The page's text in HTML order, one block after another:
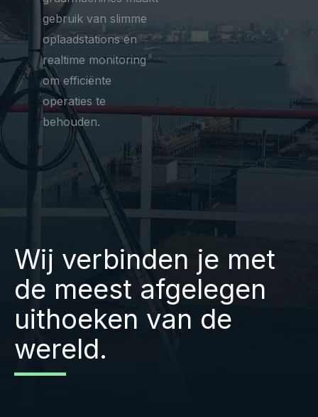
gebruik van slimme
oplaadstations en
realtime monitoring
om efficiënte
operaties te
behouden.
Wij verbinden je met
de meest afgelegen
uithoeken van de
wereld.